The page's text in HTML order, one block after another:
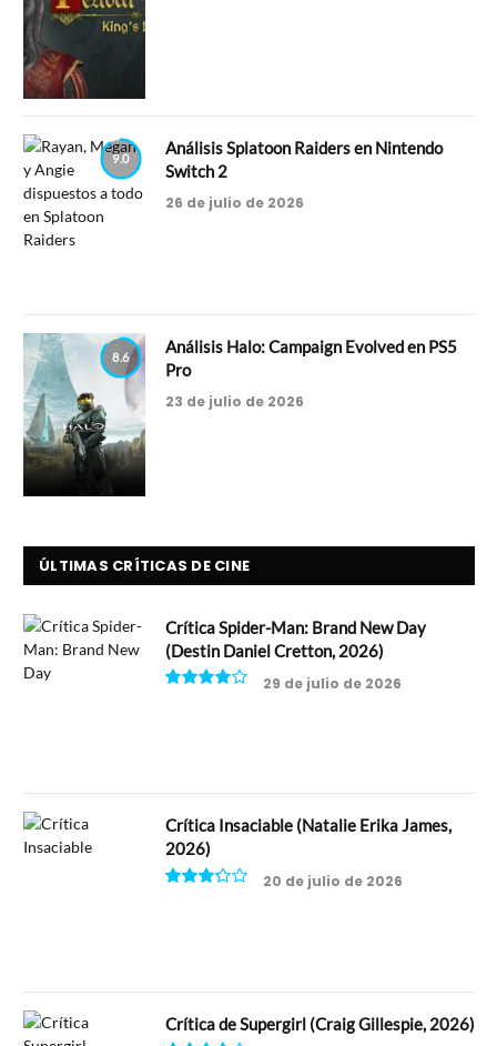
9.0
Análisis Splatoon Raiders en Nintendo
Switch 2
26 de julio de 2026
8.6
Análisis Halo: Campaign Evolved en PS5
Pro
23 de julio de 2026
ÚLTIMAS CRÍTICAS DE CINE
Crítica Spider-Man: Brand New Day
(Destin Daniel Cretton, 2026)
29 de julio de 2026
Crítica Insaciable (Natalie Erika James,
2026)
20 de julio de 2026
Crítica de Supergirl (Craig Gillespie, 2026)